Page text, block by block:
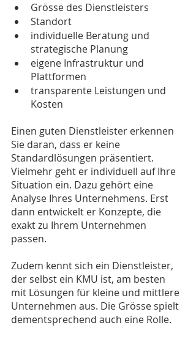
Grösse des Dienstleisters
Standort
individuelle Beratung und
strategische Planung
eigene Infrastruktur und
Plattformen
transparente Leistungen und
Kosten
Einen guten Dienstleister erkennen
Sie daran, dass er keine
Standardlösungen präsentiert.
Vielmehr geht er individuell auf Ihre
Situation ein. Dazu gehört eine
Analyse Ihres Unternehmens. Erst
dann entwickelt er Konzepte, die
exakt zu Ihrem Unternehmen
passen.
Zudem kennt sich ein Dienstleister,
der selbst ein KMU ist, am besten
mit Lösungen für kleine und mittlere
Unternehmen aus. Die Grösse spielt
dementsprechend auch eine Rolle.